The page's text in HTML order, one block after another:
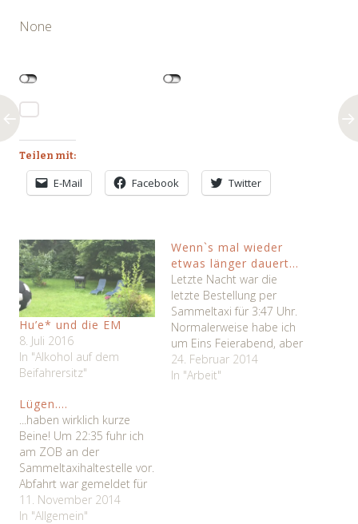
None
Teilen mit:
E-Mail Facebook Twitter
Hu’e* und die EM
8. Juli 2016
In "Alkohol auf dem
Beifahrersitz"
Wenn`s mal wieder
etwas länger dauert…
Letzte Nacht war die
letzte Bestellung per
Sammeltaxi für 3:47 Uhr.
Normalerweise habe ich
um Eins Feierabend, aber
um die Tagschicht nicht zu
früh zu verschleißen,
24. Februar 2014
In "Arbeit"
Lügen….
...haben wirklich kurze
Beine! Um 22:35 fuhr ich
am ZOB an der
Sammeltaxihaltestelle vor.
Abfahrt war gemeldet für
22:40. Um 22:43 ist kein
Fahrgast in Sicht. Ich
11. November 2014
In "Allgemein"